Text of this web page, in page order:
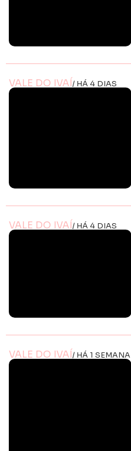
VALE DO IVAÍ/ HÁ 4 DIAS
VALE DO IVAÍ/ HÁ 4 DIAS
VALE DO IVAÍ/ HÁ 1 SEMANA